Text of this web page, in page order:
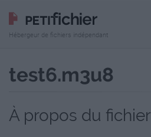
Hébergeur de fichiers indépendant
test6.m3u8
À propos du fichier